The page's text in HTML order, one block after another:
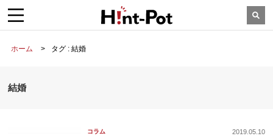
ホーム タグ : 結婚
結婚
コラム 2019.05.10